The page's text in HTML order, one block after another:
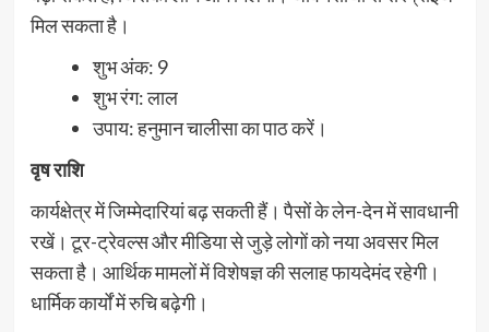
मिल सकता है।
शुभ अंक: 9
शुभ रंग: लाल
उपाय: हनुमान चालीसा का पाठ करें।
वृष राशि
कार्यक्षेत्र में जिम्मेदारियां बढ़ सकती हैं। पैसों के लेन-देन में सावधानी
रखें। टूर-ट्रेवल्स और मीडिया से जुड़े लोगों को नया अवसर मिल
सकता है। आर्थिक मामलों में विशेषज्ञ की सलाह फायदेमंद रहेगी।
धार्मिक कार्यों में रुचि बढ़ेगी।